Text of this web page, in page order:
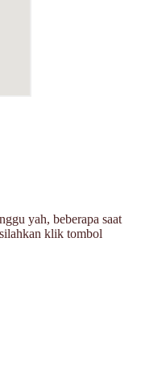
yah, beberapa saat
klik tombol